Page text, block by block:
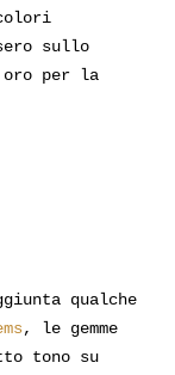
sullo
oro per la
qualche
, le gemme
tono su